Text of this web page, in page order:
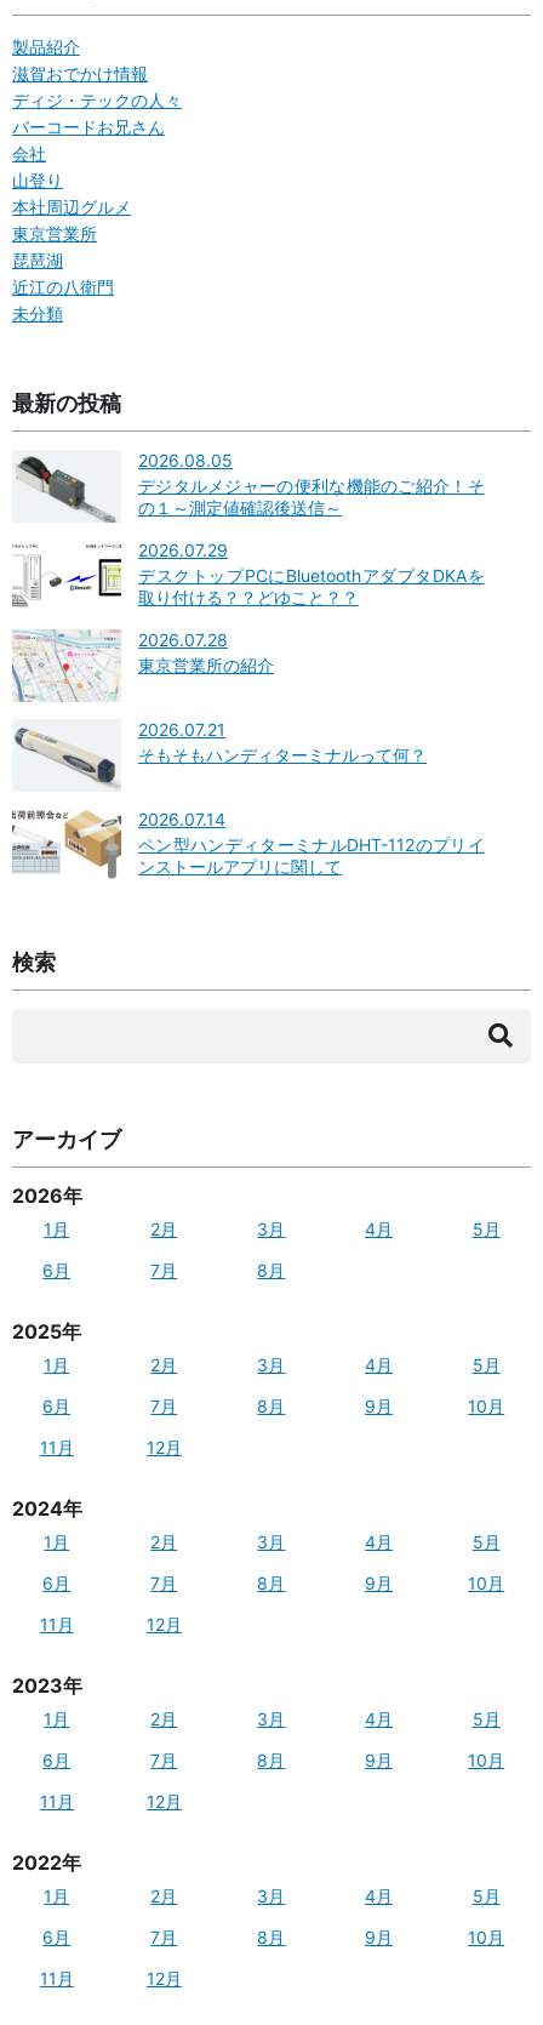
製品紹介
滋賀おでかけ情報
ディジ・テックの人々
バーコードお兄さん
会社
山登り
本社周辺グルメ
東京営業所
琵琶湖
近江の八衛門
未分類
最新の投稿
2026.08.05
デジタルメジャーの便利な機能のご紹介！そ
の１～測定値確認後送信～
2026.07.29
デスクトップPCにBluetoothアダプタDKAを
取り付ける？？どゆこと？？
2026.07.28
東京営業所の紹介
2026.07.21
そもそもハンディターミナルって何？
2026.07.14
ペン型ハンディターミナルDHT-112のプリイ
ンストールアプリに関して
検索
アーカイブ
2026年
1月 2月 3月 4月
5月
6月
7月 8月
2025年
1月 2月 3月 4月
5月
6月
7月 8月 9月
10月
11月
12月
2024年
1月 2月 3月 4月
5月
6月
7月 8月 9月
10月
11月
12月
2023年
1月 2月 3月 4月
5月
6月
7月 8月 9月
10月
11月
12月
2022年
1月 2月 3月 4月
5月
6月
7月 8月 9月
10月
11月
12月